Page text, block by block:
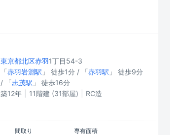
東京都北区赤羽1丁目54-3
「赤羽岩淵駅 」 徒歩1分 / 「赤羽駅 」 徒歩9分
/ 「志茂駅 」 徒歩16分
築12年
11階建 (31部屋) RC造
間取り
専有面積